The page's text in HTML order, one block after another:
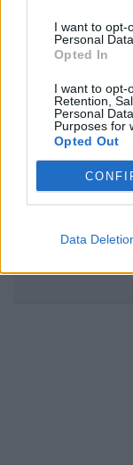
I want to opt-
Personal
Opted In
I want to opt-
Retention,
Personal
Purposes for
Opted Out
Data